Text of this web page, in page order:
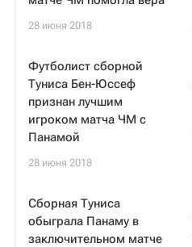
28 июня 2018
Футболист сборной
Туниса Бен-Юссеф
признан лучшим
игроком матча ЧМ с
Панамой
28 июня 2018
Сборная Туниса
обыграла Панаму в
заключительном матче